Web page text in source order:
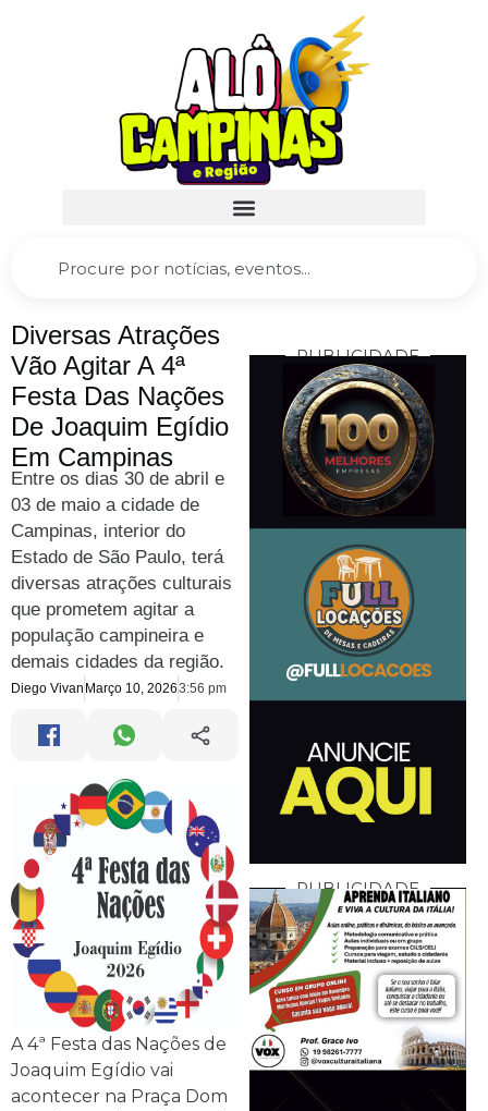
Diversas Atrações
Vão Agitar A 4ª
Festa Das Nações
De Joaquim Egídio
Em Campinas
Entre os dias 30 de abril e
03 de maio a cidade de
Campinas, interior do
Estado de São Paulo, terá
diversas atrações culturais
que prometem agitar a
população campineira e
demais cidades da região.
Diego Vivan Março 10, 20263:56 pm
A 4ª Festa das Nações de
Joaquim Egídio vai
acontecer na Praça Dom
PUBLICIDADE
PUBLICIDADE